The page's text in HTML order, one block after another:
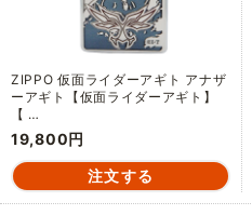
ZIPPO 仮面ライダーアギト アナザ
ーアギト【仮面ライダーアギト】
【 …
19,800円